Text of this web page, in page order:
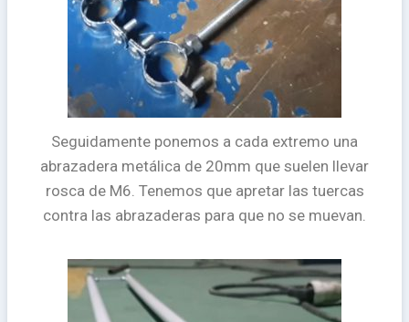
Seguidamente ponemos a cada extremo una
abrazadera metálica de 20mm que suelen llevar
rosca de M6. Tenemos que apretar las tuercas
contra las abrazaderas para que no se muevan.